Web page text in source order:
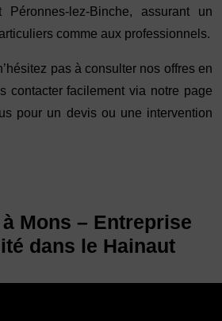
lez-Binche, assurant un
comme aux professionnels.
pas à consulter nos offres en
contacterfacilement via notre page
pour un devis ou une intervention
Mons – Entreprise
dans le Hainaut